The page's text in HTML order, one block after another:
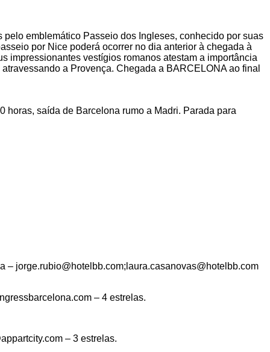
emblemático Passeio dos Ingleses, conhecido por suas
por Nice poderá ocorrer no dia anterior à chegada à
impressionantes vestígios romanos atestam a importância
a Provença. Chegada a BARCELONA ao final
horas, saída de Barcelona rumo a Madri. Parada para
jorge.rubio@hotelbb.com;laura.casanovas@hotelbb.com
– 4 estrelas.
– 3 estrelas.